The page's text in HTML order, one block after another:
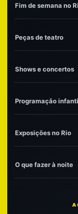
Fim de semana no
Peças de teatro
Shows e concertos
Programação
Exposições no Rio
O que fazer à noite